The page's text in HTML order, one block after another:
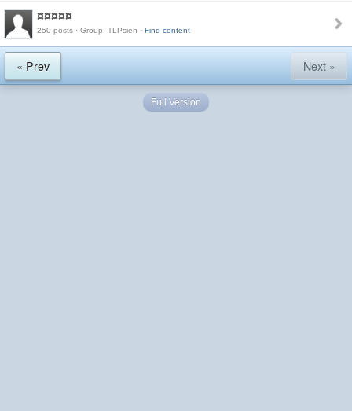
¤¤¤¤¤
250 posts · Group: TLPsien · Find content
« Prev Next »
Full Version